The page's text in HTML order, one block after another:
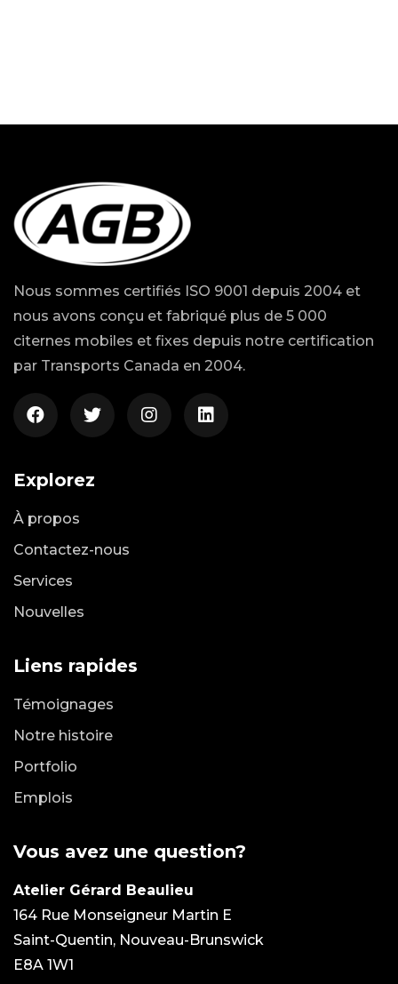
Nous sommes certifiés ISO 9001 depuis 2004 et
nous avons conçu et fabriqué plus de 5 000
citernes mobiles et fixes depuis notre certification
par Transports Canada en 2004.
Explorez
À propos
Contactez-nous
Services
Nouvelles
Liens rapides
Témoignages
Notre histoire
Portfolio
Emplois
Vous avez une question?
Atelier Gérard Beaulieu
164 Rue Monseigneur Martin E
Saint-Quentin, Nouveau-Brunswick
E8A 1W1